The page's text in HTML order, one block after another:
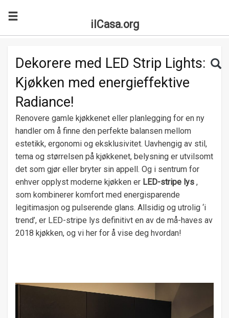
ilCasa.org
Search for:
Dekorere med LED Strip Lights:
Kjøkken med energieffektive
Radiance!
Renovere gamle kjøkkenet eller planlegging for en ny
handler om å finne den perfekte balansen mellom
estetikk, ergonomi og eksklusivitet. Uavhengig av stil,
tema og størrelsen på kjøkkenet, belysning er utvilsomt
det som gjør eller bryter sin appell. Og i sentrum for
enhver opplyst moderne kjøkken er LED-stripe lys ,
som kombinerer komfort med energisparende
legitimasjon og pulserende glans. Allsidig og utrolig ‘i
trend’, er LED-stripe lys definitivt en av de må-haves av
2018 kjøkken, og vi her for å vise deg hvordan!